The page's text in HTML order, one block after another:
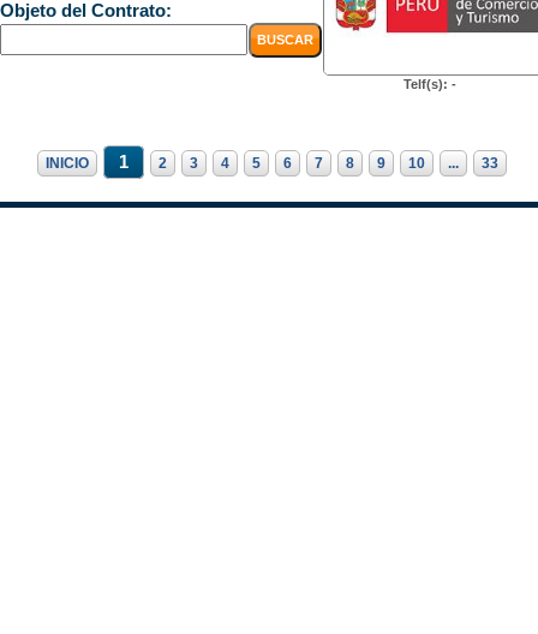
Objeto del Contrato:
Telf(s): -
INICIO 1 2 3 4 5 6 7 8 9 10 ... 33